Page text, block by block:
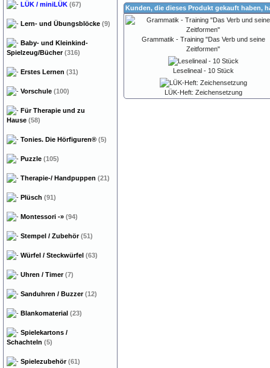
Kunden, die dieses Produkt gekauft haben,
Grammatik - Training "Das Verb und seine
Zeitformen"
Leselineal - 10 Stück
LÜK-Heft: Zeichensetzung
LÜK / miniLÜK (67)
Lern- und Übungsblöcke (9)
Baby- und Kleinkind-
Spielzeug/Bücher(316)
Erstes Lernen (31)
Vorschule (100)
Für Therapie und zu
Hause (58)
Tonies. Die Hörfiguren® (5)
Puzzle (105)
Therapie-/ Handpuppen (21)
Plüsch (91)
Montessori -» (94)
Stempel / Zubehör(51)
Würfel / Steckwürfel (63)
Uhren / Timer(7)
Sanduhren / Buzzer(12)
Blankomaterial (23)
Spielekartons /
Schachteln (5)
Spielezubehör(61)